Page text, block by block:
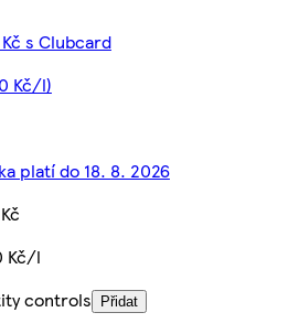
s Clubcard
Kč/l)
platí do 18. 8. 2026
Kč/l
controls
Přidat